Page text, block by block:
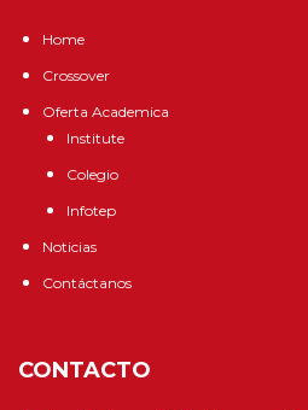
Home
Crossover
Oferta Academica
Institute
Colegio
Infotep
Noticias
Contáctanos
CONTACTO